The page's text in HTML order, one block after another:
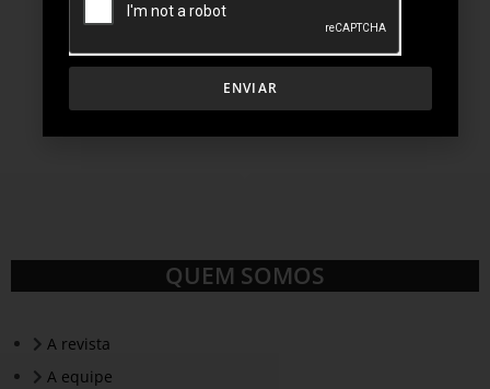
QUEM SOMOS
A revista
A equipe
ENVIAR